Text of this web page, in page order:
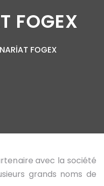
FOGEX
FOGEX
avec la société
grands noms de